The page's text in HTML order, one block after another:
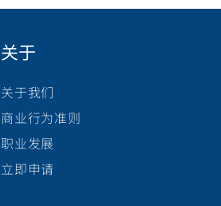
关于
关于我们
商业行为准则
职业发展
立即申请